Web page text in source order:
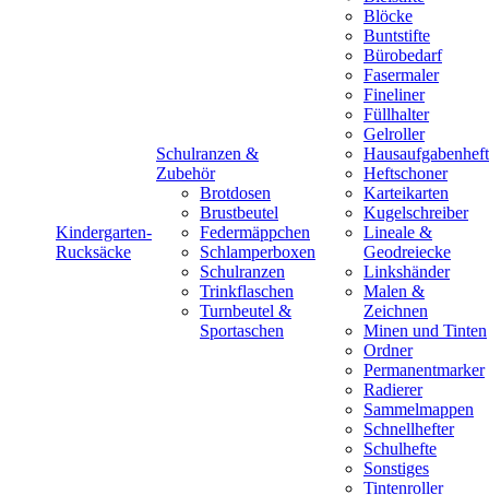
Kindergarten-
Rucksäcke
Schulranzen &
Zubehör
Brotdosen
Brustbeutel
Federmäppchen
Schlamperboxen
Schulranzen
Trinkflaschen
Turnbeutel &
Sportaschen
Blöcke
Buntstifte
Bürobedarf
Fasermaler
Fineliner
Füllhalter
Gelroller
Hausaufgabenheft
Heftschoner
Karteikarten
Kugelschreiber
Lineale &
Geodreiecke
Linkshänder
Malen &
Zeichnen
Minen und Tinten
Ordner
Permanentmarker
Radierer
Sammelmappen
Schnellhefter
Schulhefte
Sonstiges
Tintenroller